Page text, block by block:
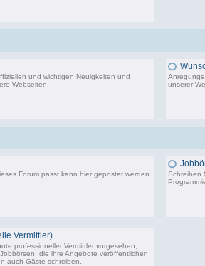
und wichtigen Neuigkeiten und
Webseiten.
unserer
Forum passt kann hier gepostet werden.
Schreiben
Vermittler)
professioneller Vermittler vorgesehen,
die ihre Angebote veröffentlichen
auch Gäste schreiben.